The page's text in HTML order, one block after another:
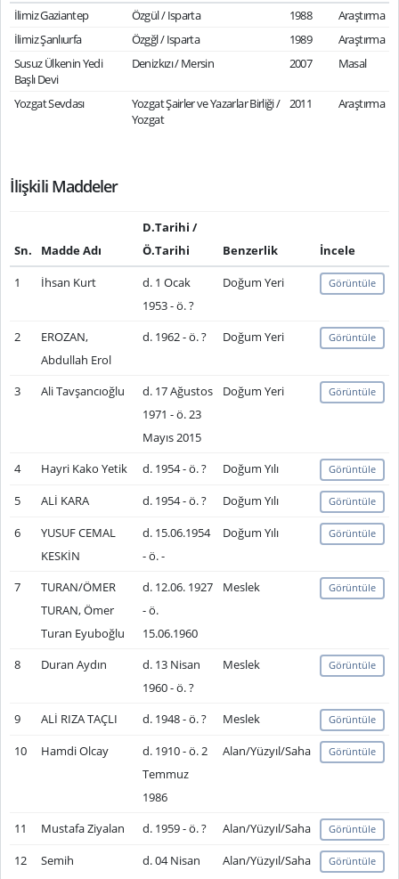
İlimiz Gaziantep
Özgül / Isparta 1988
Araştırma
İlimiz Şanlıurfa
Özgğl / Isparta 1989
Araştırma
Susuz Ülkenin Yedi
Başlı Devi
Denizkızı / Mersin 2007 Masal
Yozgat Sevdası
Yozgat Şairler ve Yazarlar Birliği /
Yozgat
2011 Araştırma
İlişkili Maddeler
Sn. Madde Adı
D.Tarihi /
Ö.Tarihi
Benzerlik
İncele
1
İhsan Kurt
d. 1 Ocak
1953 - ö. ?
Doğum Yeri Görüntüle
2
EROZAN,
Abdullah Erol
d. 1962 - ö. ? Doğum Yeri Görüntüle
3 Ali Tavşancıoğlu
d. 17 Ağustos
1971 - ö. 23
Mayıs 2015
Doğum Yeri Görüntüle
4 Hayri Kako Yetik d. 1954 - ö. ? Doğum Yılı Görüntüle
5 ALİ KARA d. 1954 - ö. ? Doğum Yılı Görüntüle
6
YUSUF CEMAL
KESKİN
d. 15.06.1954
- ö. -
Doğum Yılı Görüntüle
7
TURAN/ÖMER
TURAN, Ömer
Turan Eyuboğlu
d. 12.06. 1927
- ö.
15.06.1960
Meslek Görüntüle
8 Duran Aydın
d. 13 Nisan
1960 - ö. ?
Meslek Görüntüle
9 ALİ RIZA TAÇLI d. 1948 - ö. ? Meslek Görüntüle
10 Hamdi Olcay
d. 1910 - ö. 2
Temmuz
1986
Alan/Yüzyıl/Saha Görüntüle
11 Mustafa Ziyalan d. 1959 - ö. ? Alan/Yüzyıl/Saha Görüntüle
12
Semih
d. 04 Nisan
Alan/Yüzyıl/Saha Görüntüle